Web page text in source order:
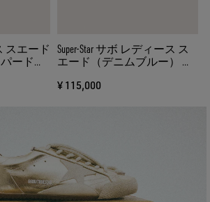
スエード
ード柄
Super-Star サボ レディース ス
エード（デニムブルー） グ
ー）
¥ 115,000